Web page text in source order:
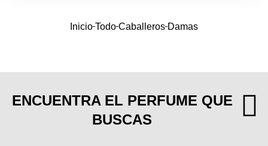
Inicio Todo Caballeros Damas
ENCUENTRA EL PERFUME QUE
BUSCAS